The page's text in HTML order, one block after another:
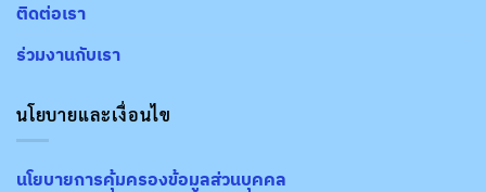
ติดต่อเรา
ร่วมงานกับเรา
นโยบายและเงื่อนไข
นโยบายการคุ้มครองข้อมูลส่วนบุคคล